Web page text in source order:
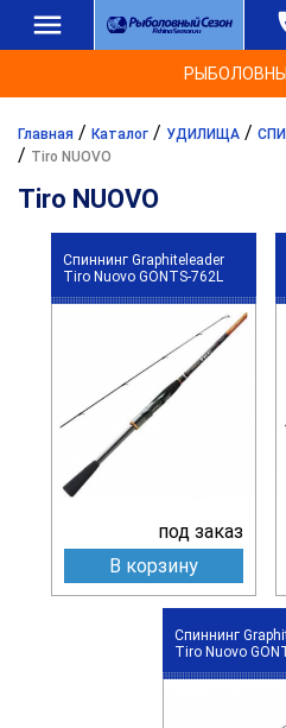
Главная / Каталог / УДИЛИЩА /
/ Tiro NUOVO
Tiro NUOVO
Спиннинг Graphiteleader
Tiro Nuovo GONTS-762L
под заказ
В корзину
Спиннинг
Tiro Nuovo